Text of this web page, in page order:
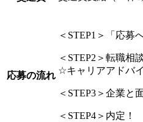
応募の流れ
＜STEP1＞「応募
＜STEP2＞転職相
☆キャリアアドバ
＜STEP3＞企業と
＜STEP4＞内定！